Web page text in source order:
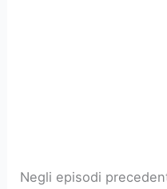
Negli episodi